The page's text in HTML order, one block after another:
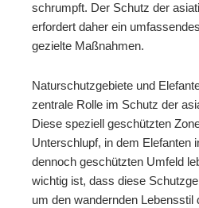
schrumpft. Der Schutz der
erfordert daher ein
gezielte Maßnahmen.
Naturschutzgebiete und
zentrale Rolle im Schutz der
Diese speziell geschützten
Unterschlupf, in dem Elefanten
dennoch geschützten Umfeld
wichtig ist, dass diese
um den wandernden Lebensstil